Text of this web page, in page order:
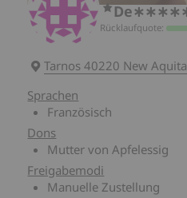
Rücklaufquote:
Tarnos 40220 New
Sprachen
Französisch
Dons
Mutter von Apfelessig
Freigabemodi
Manuelle Zustellung